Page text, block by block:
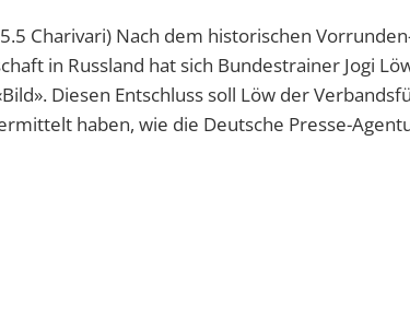
Charivari) Nach dem historischen
in Russland hat sich Bundestrainer Jogi
Diesen Entschluss soll Löw der
haben, wie die Deutsche Presse-